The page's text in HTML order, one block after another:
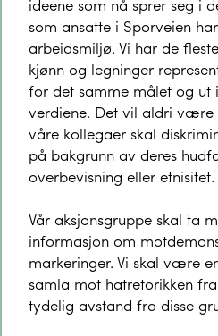
ideene som nå sprer seg i
som ansatte i Sporveien
arbeidsmiljø. Vi har de
kjønn og legninger
for det samme målet og ut
verdiene. Det vil aldri være
våre kollegaer skal
på bakgrunn av deres
overbevisning eller etnisitet.
Vår aksjonsgruppe skal ta
informasjon om
markeringer. Vi skal være
samla mot hatretorikken
tydelig avstand fra disse